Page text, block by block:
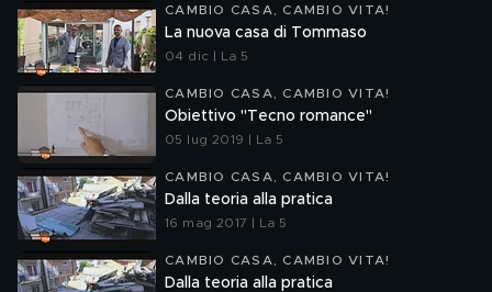
CAMBIO CASA, CAMBIO VITA!
La nuova casa di Tommaso
04 dic | La 5
CAMBIO CASA, CAMBIO VITA!
Obiettivo "Tecno romance"
05 lug 2019 | La 5
CAMBIO CASA, CAMBIO VITA!
Dalla teoria alla pratica
16 mag 2017 | La 5
CAMBIO CASA, CAMBIO VITA!
Dalla teoria alla pratica